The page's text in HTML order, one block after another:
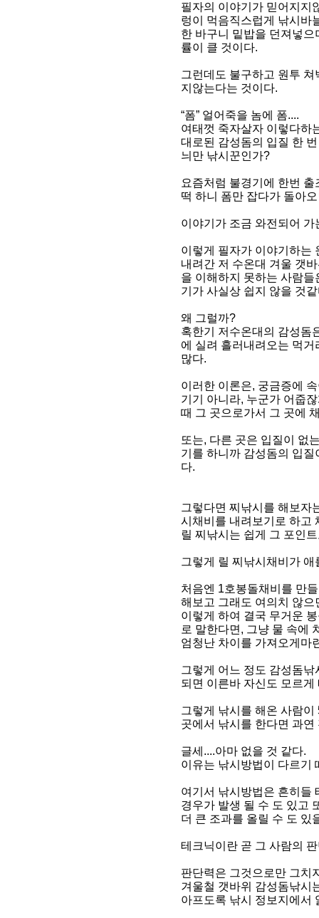
필자의 이야기가 믿어지지
렁이 먹음직스럽게 낚시바
한 바구니 밑밥을 던져넣
률이 클 것이다.
그런데도 불구하고 원투
지않는다는 것이다.
“폼” 얼어죽을 놈에 폼....
여태껏 죽자살자 이렇다하
대로된 감성돔의 입질 한
늬만 낚시꾼인가?
요즘처럼 불경기에 한번
떡 하니 폼만 잡다가 돌아
이야기가 조금 와전되어 가
이렇게 필자가 이야기하는
내려간 저 수온대 겨울 갯
을 이해하지 못하는 사람
기가 사실상 쉽지 않을 것
왜 그럴까?
혹한기 저수온대의 감성돔
에 실려 흘러내려오는 먹
많다.
이러한 이론은, 궁금증에
기기 아니라, 누군가 어줍
때 그 곳으로가서 그 곳에
또는, 다른 곳은 입질이 없
기를 하니까 감성돔의 입
다.
그렇다면 찌낚시를 해보자
시채비를 내려보기로 하고
릴 찌낚시는 쉽게 그 포인
그렇게 릴 찌낚시채비가
처음엔 1호봉돌채비를 만
해보고 그래도 여의치 않으
이렇게 하여 결국 무거운
로 말한다면, 그냥 물 속에
엄청난 차이를 가져오게마
그렇게 어느 정도 감성돔
되면 이른바 자신도 모르
그렇게 낚시를 해온 사람
곳에서 낚시를 한다면 과
글세....아마 없을 것 같다.
이유는 낚시방법이 다르기
여기서 낚시방법은 흔히들
경우가 발생 될 수 도 있고
더 큰 조과를 올릴 수 도 있
테크닉이란 곧 그 사람의
판단력은 그것으로만 그치
겨울철 갯바위 감성돔낚시
아프도록 낚시 정보지에서